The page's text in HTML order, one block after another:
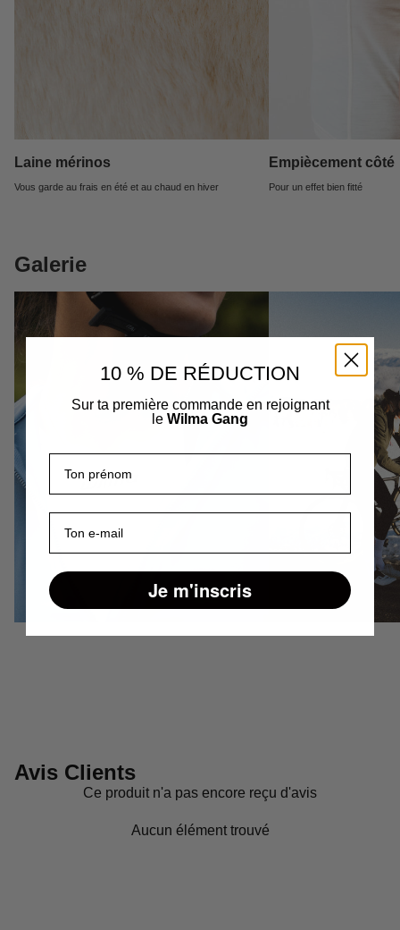
Laine mérinos
Vous garde au frais en été et au chaud en hiver
Empiècement côté
Pour un effet bien fitté
Galerie
Avis Clients
Ce produit n'a pas encore reçu d'avis
Aucun élément trouvé
10 % DE RÉDUCTION
Sur ta première commande en rejoignant
le Wilma Gang
Je m'inscris